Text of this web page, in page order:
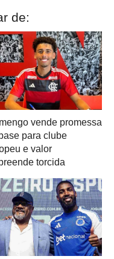
de:
vende promessa
para clube
e valor
torcida